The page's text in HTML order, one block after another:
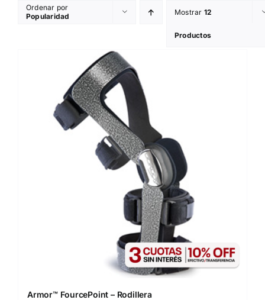
Ordenar por
Popularidad
Mostrar 12
Productos
Armor™ FourcePoint – Rodillera